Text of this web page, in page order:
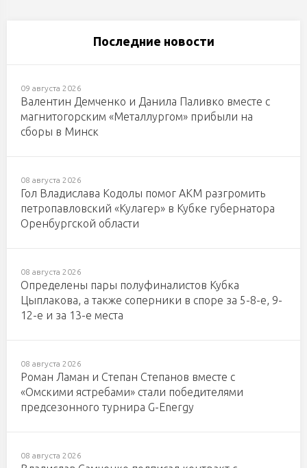
Последние новости
09 августа 2026
Валентин Демченко и Данила Паливко вместе с
магнитогорским «Металлургом» прибыли на
сборы в Минск
08 августа 2026
Гол Владислава Кодолы помог АКМ разгромить
петропавловский «Кулагер» в Кубке губернатора
Оренбургской области
08 августа 2026
Определены пары полуфиналистов Кубка
Цыплакова, а также соперники в споре за 5-8-е, 9-
12-е и за 13-е места
08 августа 2026
Роман Ламан и Степан Степанов вместе с
«Омскими ястребами» стали победителями
предсезонного турнира G-Energy
08 августа 2026